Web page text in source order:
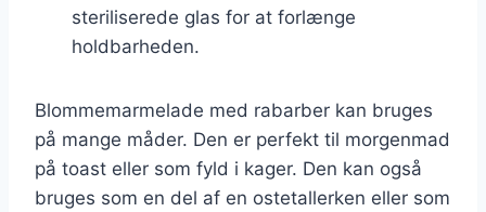
steriliserede glas for at forlænge
holdbarheden.
Blommemarmelade med rabarber kan bruges
på mange måder. Den er perfekt til morgenmad
på toast eller som fyld i kager. Den kan også
bruges som en del af en ostetallerken eller som